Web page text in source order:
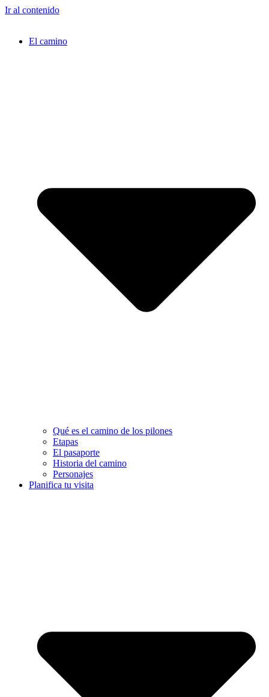
Ir al contenido
El camino
Qué es el camino de los pilones
Etapas
El pasaporte
Historia del camino
Personajes
Planifica tu visita